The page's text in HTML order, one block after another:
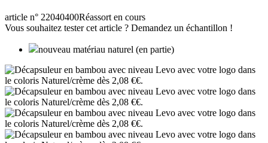
article n° 22040400Réassort en cours
Vous souhaitez tester cet article ? Demandez un échantillon !
nouveau matériau naturel (en partie)